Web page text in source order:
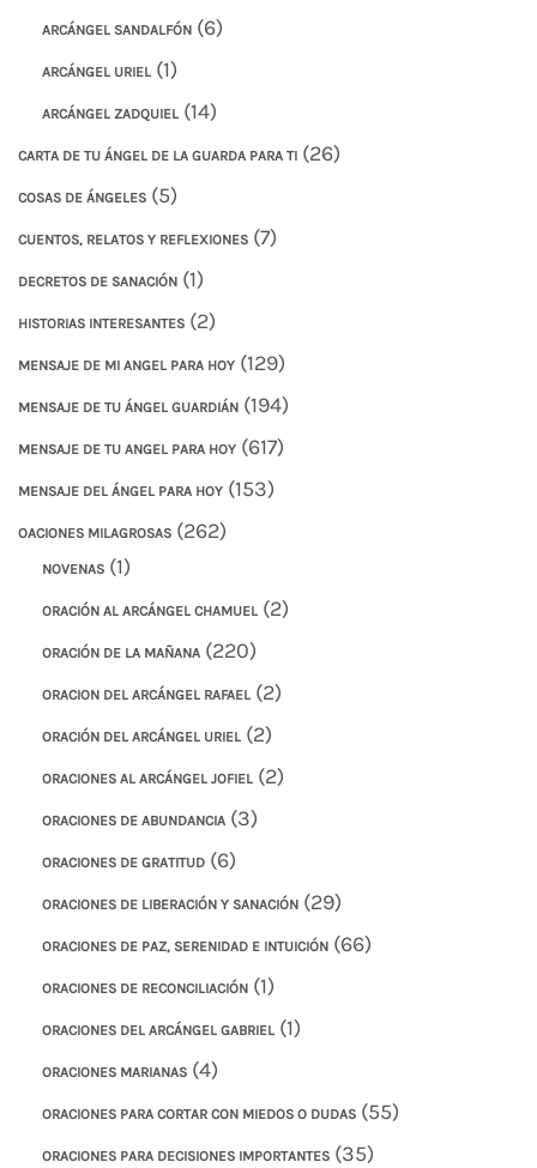
ARCÁNGEL SANDALFÓN (6)
ARCÁNGEL URIEL (1)
ARCÁNGEL ZADQUIEL (14)
CARTA DE TU ÁNGEL DE LA GUARDA PARA TI (26)
COSAS DE ÁNGELES (5)
CUENTOS, RELATOS Y REFLEXIONES (7)
DECRETOS DE SANACIÓN (1)
HISTORIAS INTERESANTES (2)
MENSAJE DE MI ANGEL PARA HOY (129)
MENSAJE DE TU ÁNGEL GUARDIÁN (194)
MENSAJE DE TU ANGEL PARA HOY (617)
MENSAJE DEL ÁNGEL PARA HOY (153)
OACIONES MILAGROSAS (262)
NOVENAS (1)
ORACIÓN AL ARCÁNGEL CHAMUEL (2)
ORACIÓN DE LA MAÑANA (220)
ORACION DEL ARCÁNGEL RAFAEL (2)
ORACIÓN DEL ARCÁNGEL URIEL (2)
ORACIONES AL ARCÁNGEL JOFIEL (2)
ORACIONES DE ABUNDANCIA (3)
ORACIONES DE GRATITUD (6)
ORACIONES DE LIBERACIÓN Y SANACIÓN (29)
ORACIONES DE PAZ, SERENIDAD E INTUICIÓN (66)
ORACIONES DE RECONCILIACIÓN (1)
ORACIONES DEL ARCÁNGEL GABRIEL (1)
ORACIONES MARIANAS (4)
ORACIONES PARA CORTAR CON MIEDOS O DUDAS (55)
ORACIONES PARA DECISIONES IMPORTANTES (35)